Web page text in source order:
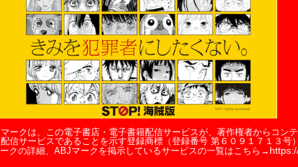
マークは、この電子書店・電子書籍配信サービスが、著作権者からコン
信サービスであることを示す登録商標（登録番号 第６０９１７１３号）
クの詳細、ABJマークを掲示しているサービスの一覧はこちら→